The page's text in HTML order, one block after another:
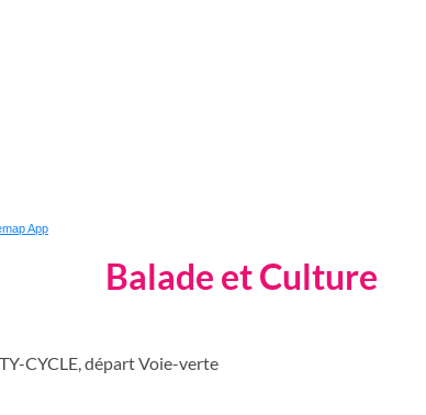
App
Balade et Culture
CYCLE, départ Voie-verte